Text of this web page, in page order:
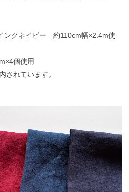
ンクネイビー 約110cm幅×2.4m使
個使用
されています。